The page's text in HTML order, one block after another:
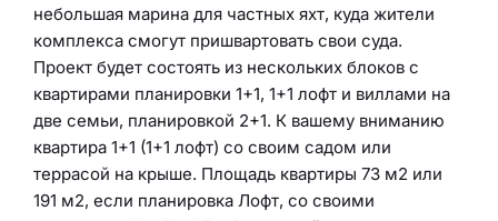
небольшая марина для частных яхт, куда жители
комплекса смогут пришвартовать свои суда.
Проект будет состоять из нескольких блоков с
квартирами планировки 1+1, 1+1 лофт и виллами на
две семьи, планировкой 2+1. К вашему вниманию
квартира 1+1 (1+1 лофт) со своим садом или
террасой на крыше. Площадь квартиры 73 м2 или
191 м2, если планировка Лофт, со своими